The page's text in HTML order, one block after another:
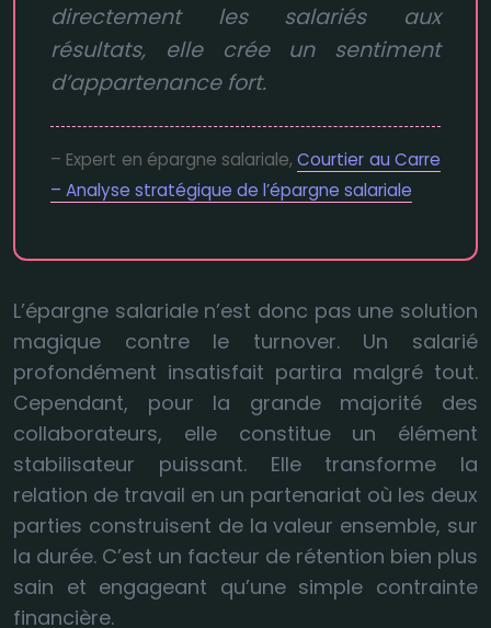
directement les salariés aux
résultats, elle crée un sentiment
d’appartenance fort.
– Expert en épargne salariale,Courtier au Carre
– Analyse stratégique de l’épargne salariale
L’épargne salariale n’est donc pas une solution
magique contre le turnover. Un salarié
profondément insatisfait partira malgré tout.
Cependant, pour la grande majorité des
collaborateurs, elle constitue un élément
stabilisateur puissant. Elle transforme la
relation de travail en un partenariat où les deux
parties construisent de la valeur ensemble, sur
la durée. C’est un facteur de rétention bien plus
sain et engageant qu’une simple contrainte
financière.